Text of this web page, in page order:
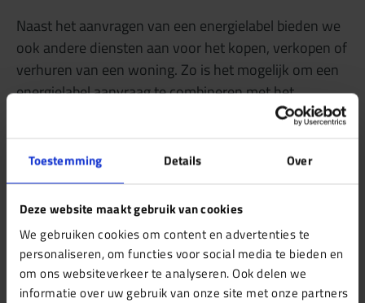
Toestemming Details Over
Deze website maakt gebruik van cookies
We gebruiken cookies om content en advertenties te
personaliseren, om functies voor social media te bieden en
om ons websiteverkeer te analyseren. Ook delen we
informatie over uw gebruik van onze site met onze partners
Naast het aanvragen van een energielabel bieden we
ook andere diensten aan voor het kopen, verkopen of
verhuren van een woning. Zo is het mogelijk om een
energielabel aanvraag te combineren met het
opstellen van een huurpunten rapport (WWS), dat
verbeteringen.
Daarnaast staan we ook voor je klaar bij
bouwkundige keuringen
omgevingsvergunningen,NEN 2580 metingenen
woningtaxaties. Ook voor eenbouwkundig
onderzoekofMJOPkun je bij ons terecht. Onze